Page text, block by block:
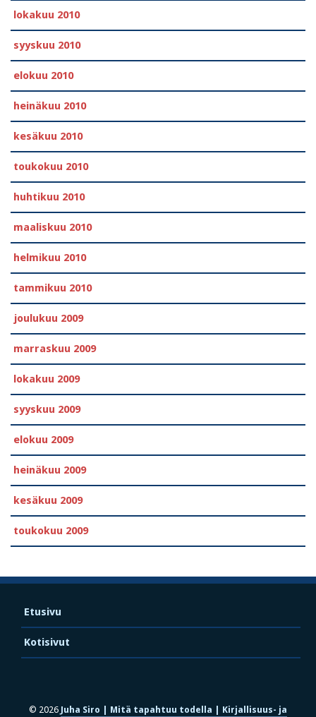
lokakuu 2010
syyskuu 2010
elokuu 2010
heinäkuu 2010
kesäkuu 2010
toukokuu 2010
huhtikuu 2010
maaliskuu 2010
helmikuu 2010
tammikuu 2010
joulukuu 2009
marraskuu 2009
lokakuu 2009
syyskuu 2009
elokuu 2009
heinäkuu 2009
kesäkuu 2009
toukokuu 2009
Etusivu
Kotisivut
© 2026 Juha Siro | Mitä tapahtuu todella | Kirjallisuus- ja